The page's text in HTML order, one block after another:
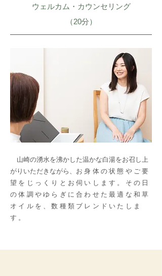
ウェルカム・カウンセリング
​（20分）
山崎の湧水を沸かした温かな白湯をお召し上
がりいただきながら、 お身体の状態やご要
望をじっくりとお伺いします。その日
の体調やゆらぎに合わせた最適な和草
オイルを、数種類ブレンドいたしま
す。